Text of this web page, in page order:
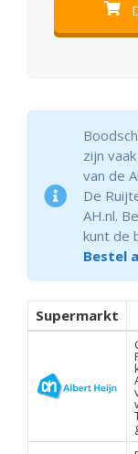
zijn
van de
De
AH.nl.
kunt de
Bestel
Supermarkt